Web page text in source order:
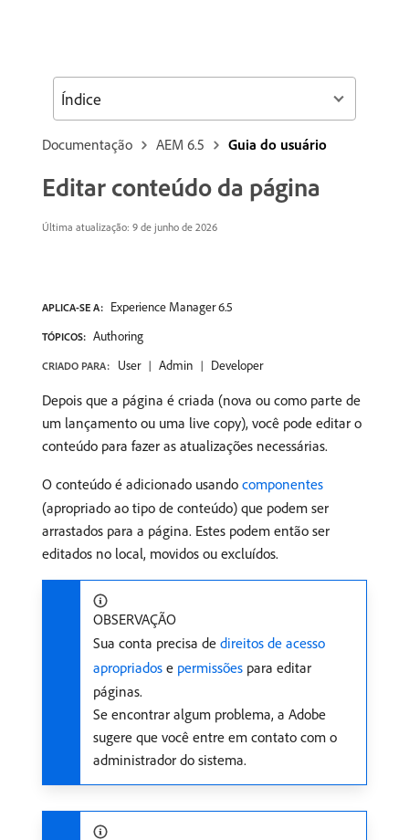
Documentação AEM 6.5 Guia do usuário
Editar conteúdo da página
Última atualização: 9 de junho de 2026
APLICA-SE A: Experience Manager 6.5
TÓPICOS: Authoring
CRIADO PARA: User Admin Developer
Depois que a página é criada (nova ou como parte de
um lançamento ou uma live copy), você pode editar o
conteúdo para fazer as atualizações necessárias.
O conteúdo é adicionado usando componentes
(apropriado ao tipo de conteúdo) que podem ser
arrastados para a página. Estes podem então ser
editados no local, movidos ou excluídos.
OBSERVAÇÃO
Sua conta precisa de direitos de acesso
apropriados e permissões para editar
páginas.
Se encontrar algum problema, a Adobe
sugere que você entre em contato com o
administrador do sistema.
Índice